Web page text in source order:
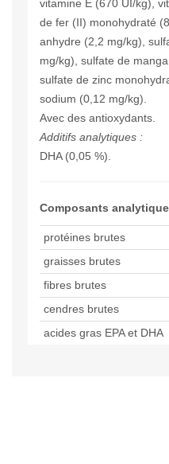
vitamine E (670 UI/kg),
de fer (II) monohydraté
anhydre (2,2 mg/kg),
mg/kg), sulfate de
sulfate de zinc
sodium (0,12 mg/kg).
Avec des antioxydants.
Additifs analytiques :
DHA (0,05 %).
Composants
protéines brutes
graisses brutes
fibres brutes
cendres brutes
acides gras EPA et DHA